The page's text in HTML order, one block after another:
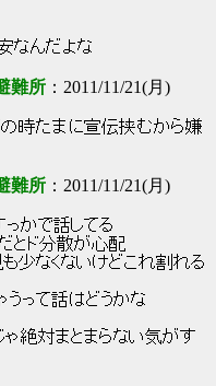
なんだよな
難所 ：2011/11/21(月)
の時たまに宣伝挟むから嫌
難所 ：2011/11/21(月)
っかで話してる
とド分散が心配
少なくないけどこれ割れる
って話はどうかな
ゃ絶対まとまらない気がす